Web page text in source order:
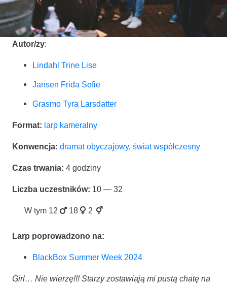
Autor/zy:
Lin­dahl Tri­ne Lise
Jan­sen Fri­da Sofie
Gra­smo Tyra Larsdatter
For­mat: larp kame­ral­ny
Kon­wen­cja: dra­mat oby­cza­jo­wy, świat współ­cze­sny
Czas trwa­nia: 4 godzi­ny
Licz­ba uczest­ni­ków: 10 — 32
W tym 12 18 2
Larp popro­wa­dzo­no na:
Black­Box Sum­mer Week 2024
Girl… Nie wie­rzę!!! Sta­rzy zosta­wia­ją mi pustą cha­tę na